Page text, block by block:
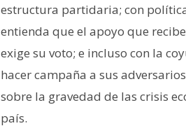
estructura partidaria; con
entienda que el apoyo que
exige su voto; e incluso con la
hacer campaña a sus
sobre la gravedad de las crisis
país.